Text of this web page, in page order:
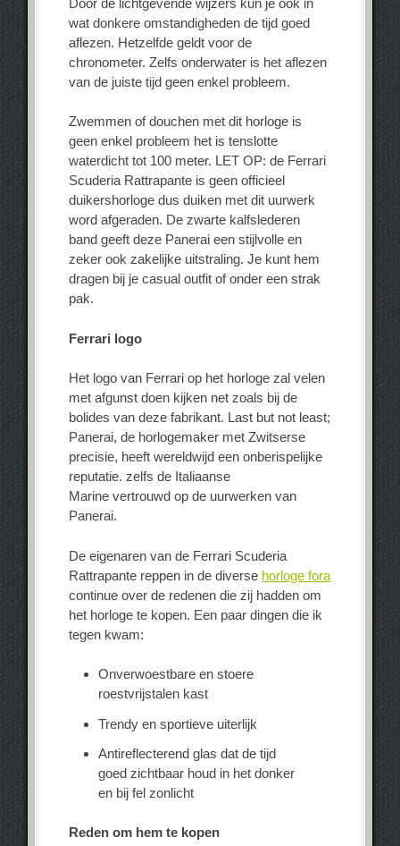
wat donkere omstandigheden de tijd goed
aflezen. Hetzelfde geldt voor de
chronometer. Zelfs onderwater is het aflezen
van de juiste tijd geen enkel probleem.
Zwemmen of douchen met dit horloge is
geen enkel probleem het is tenslotte
waterdicht tot 100 meter. LET OP: de Ferrari
Scuderia Rattrapante is geen officieel
duikershorloge dus duiken met dit uurwerk
word afgeraden. De zwarte kalfslederen
band geeft deze Panerai een stijlvolle en
zeker ook zakelijke uitstraling. Je kunt hem
dragen bij je casual outfit of onder een strak
pak.
Ferrari logo
Het logo van Ferrari op het horloge zal velen
met afgunst doen kijken net zoals bij de
bolides van deze fabrikant. Last but not least;
Panerai, de horlogemaker met Zwitserse
precisie, heeft wereldwijd een onberispelijke
reputatie. zelfs de Italiaanse
Marine vertrouwd op de uurwerken van
Panerai.
De eigenaren van de Ferrari Scuderia
Rattrapante reppen in de diverse horloge fora
continue over de redenen die zij hadden om
het horloge te kopen. Een paar dingen die ik
tegen kwam:
Onverwoestbare en stoere
roestvrijstalen kast
Trendy en sportieve uiterlijk
Antireflecterend glas dat de tijd
goed zichtbaar houd in het donker
en bij fel zonlicht
Reden om hem te kopen